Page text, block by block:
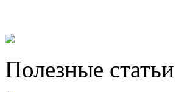
Полезные статьи